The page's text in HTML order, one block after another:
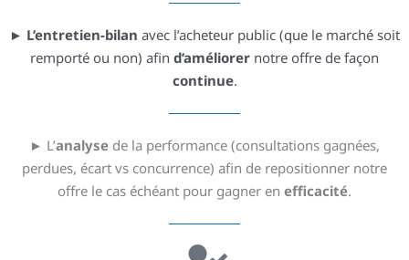
► L’entretien-bilan avec l’acheteur public (que le marché soit
remporté ou non) afin d’améliorer notre offre de façon
continue.
► L’analyse de la performance (consultations gagnées,
perdues, écart vs concurrence) afin de repositionner notre
offre le cas échéant pour gagner en efficacité.